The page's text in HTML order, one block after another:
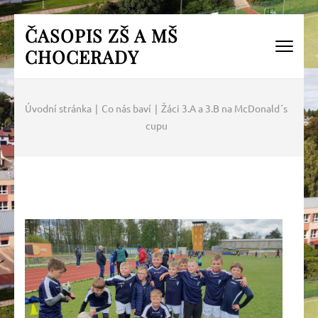
Přeskočit
na
obsah
ČASOPIS ZŠ A MŠ
CHOCERADY
Úvodní stránka | Co nás baví | Žáci 3.A a 3.B na McDonald´s
cupu